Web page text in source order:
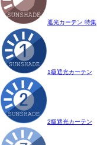
遮光カーテン 特集
1級遮光カーテン
2級遮光カーテン